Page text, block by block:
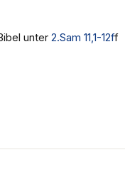
unter 2.Sam 11,1-12ff